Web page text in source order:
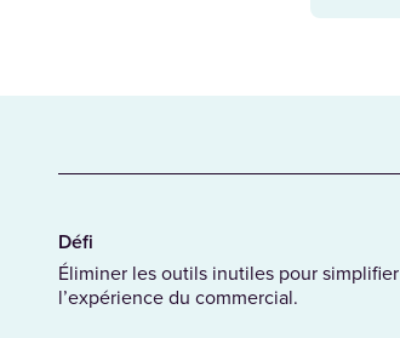
Défi
Éliminer les outils inutiles pour simplifier
l’expérience du commercial.